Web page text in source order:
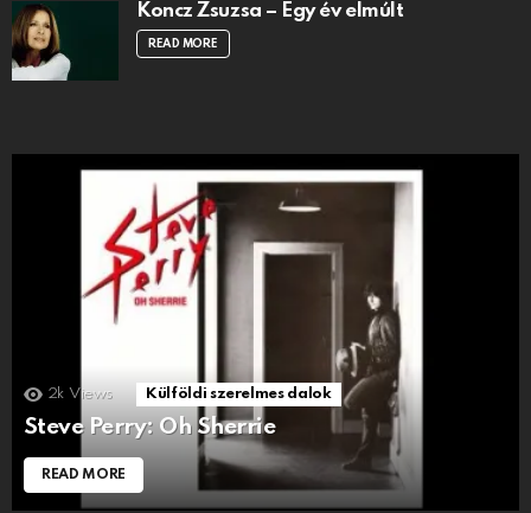
Koncz Zsuzsa – Egy év elmúlt
READ MORE
2k Views Külföldi szerelmes dalok
Steve Perry: Oh Sherrie
READ MORE